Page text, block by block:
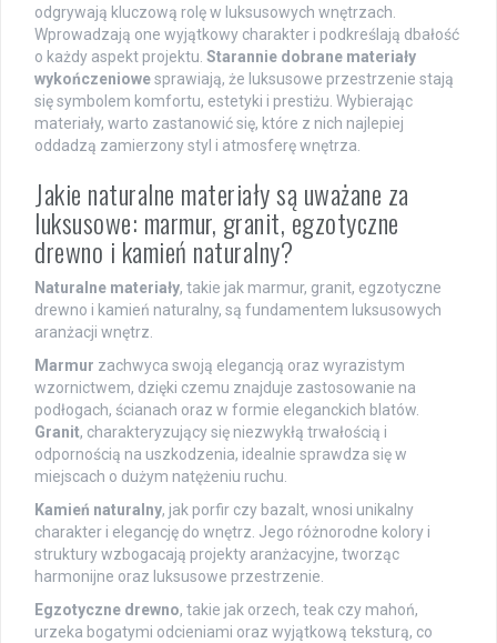
odgrywają kluczową rolę w luksusowych wnętrzach.
Wprowadzają one wyjątkowy charakter i podkreślają dbałość
o każdy aspekt projektu. Starannie dobrane materiały
wykończeniowesprawiają, że luksusowe przestrzenie stają
się symbolem komfortu, estetyki i prestiżu. Wybierając
materiały, warto zastanowić się, które z nich najlepiej
oddadzą zamierzony styl i atmosferę wnętrza.
Jakie naturalne materiały są uważane za
luksusowe: marmur, granit, egzotyczne
drewno i kamień naturalny?
Naturalne materiały, takie jak marmur, granit, egzotyczne
drewno i kamień naturalny, są fundamentem luksusowych
aranżacji wnętrz.
Marmur zachwyca swoją elegancją oraz wyrazistym
wzornictwem, dzięki czemu znajduje zastosowanie na
podłogach, ścianach oraz w formie eleganckich blatów.
Granit, charakteryzujący się niezwykłą trwałością i
odpornością na uszkodzenia, idealnie sprawdza się w
miejscach o dużym natężeniu ruchu.
Kamień naturalny, jak porfir czy bazalt, wnosi unikalny
charakter i elegancję do wnętrz. Jego różnorodne kolory i
struktury wzbogacają projekty aranżacyjne, tworząc
harmonijne oraz luksusowe przestrzenie.
Egzotyczne drewno, takie jak orzech, teak czy mahoń,
urzeka bogatymi odcieniami oraz wyjątkową teksturą, co